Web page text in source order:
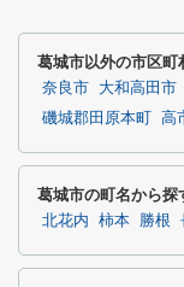
葛城市以外の市区町
奈良市 大和高田市
磯城郡田原本町
高
葛城市の町名から探
北花内 柿本 勝根